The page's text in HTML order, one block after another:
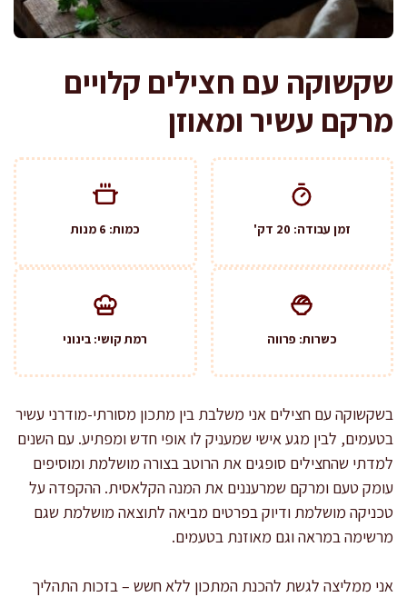
שקשוקה עם חצילים קלויים
מרקם עשיר ומאוזן
זמן עבודה: 20 דק' כמות: 6 מנות
כשרות: פרווה רמת קושי: בינוני
בשקשוקה עם חצילים אני משלבת בין מתכון מסורתי-מודרני עשיר
בטעמים, לבין מגע אישי שמעניק לו אופי חדש ומפתיע. עם השנים
למדתי שהחצילים סופגים את הרוטב בצורה מושלמת ומוסיפים
עומק טעם ומרקם שמרעננים את המנה הקלאסית. ההקפדה על
טכניקה מושלמת ודיוק בפרטים מביאה לתוצאה מושלמת שגם
מרשימה במראה וגם מאוזנת בטעמים.
אני ממליצה לגשת להכנת המתכון ללא חשש – בזכות התהליך